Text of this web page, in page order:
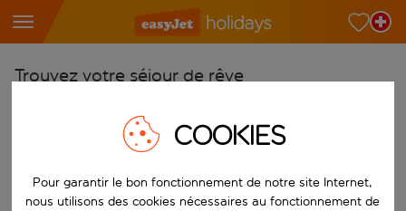
Trouvez votre séjour de rêve
Choisissez votre aéroport
Choisissez votre destination
Vers
COOKIES
Pour garantir le bon fonctionnement de notre site Internet,
nous utilisons des cookies nécessaires au fonctionnement de